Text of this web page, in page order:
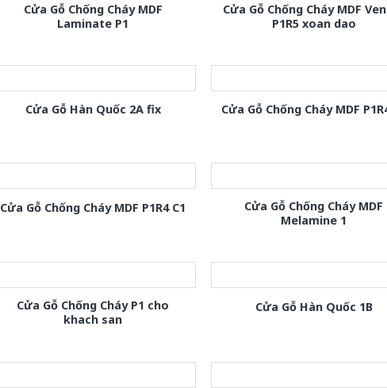
Cửa Gỗ Chống Cháy MDF
Laminate P1
Cửa Gỗ Chống Cháy MDF
P1R5 xoan dao
Cửa Gỗ Hàn Quốc 2A fix Cửa Gỗ Chống Cháy MDF
Cửa Gỗ Chống Cháy MDF P1R4 C1
Cửa Gỗ Chống Cháy MDF
Melamine 1
Cửa Gỗ Chống Cháy P1 cho
khach san
Cửa Gỗ Hàn Quốc 1B